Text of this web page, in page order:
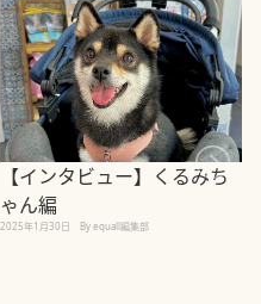
【インタビュー】くるみち
ゃん編
2025年1月30日 By equall編集部